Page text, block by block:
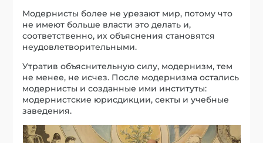
Модернисты более не урезают мир, потому что
не имеют больше власти это делать и,
соответственно, их объяснения становятся
неудовлетворительными.
Утратив объяснительную силу, модернизм, тем
не менее, не исчез. После модернизма остались
модернисты и созданные ими институты:
модернистские юрисдикции, секты и учебные
заведения.